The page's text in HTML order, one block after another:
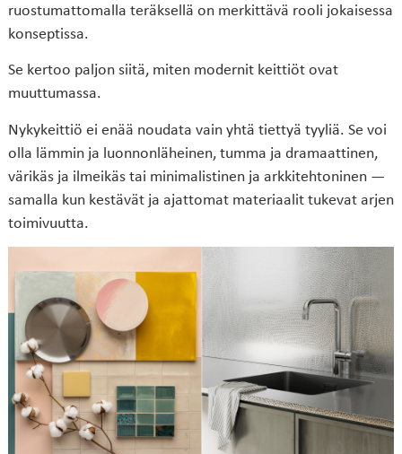
ruostumattomalla teräksellä on merkittävä rooli jokaisessa
konseptissa.
Se kertoo paljon siitä, miten modernit keittiöt ovat
muuttumassa.
Nykykeittiö ei enää noudata vain yhtä tiettyä tyyliä. Se voi
olla lämmin ja luonnonläheinen, tumma ja dramaattinen,
värikäs ja ilmeikäs tai minimalistinen ja arkkitehtoninen —
samalla kun kestävät ja ajattomat materiaalit tukevat arjen
toimivuutta.